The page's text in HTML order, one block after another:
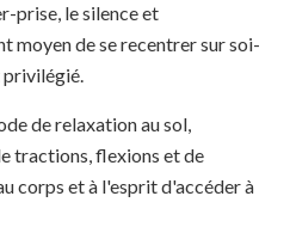
prise, le silence et
moyen de se recentrer sur soi-
privilégié.
de relaxation au sol,
tractions, flexions et de
corps et à l'esprit d'accéder à